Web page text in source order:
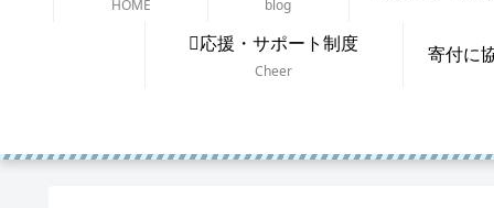
HOME
blog
応援・サポート制度
Cheer
寄付に